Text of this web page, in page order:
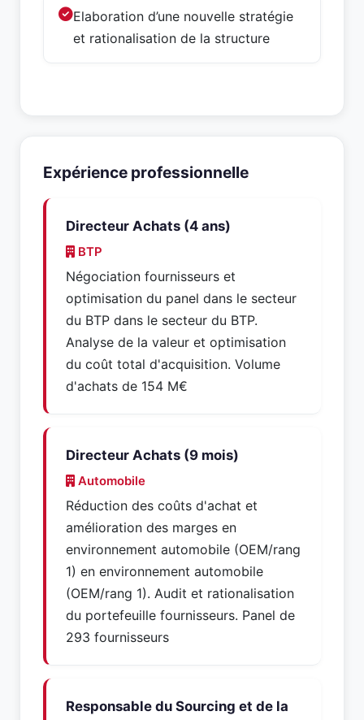
Elaboration d’une nouvelle stratégie
et rationalisation de la structure
Expérience professionnelle
Directeur Achats (4 ans)
BTP
Négociation fournisseurs et
optimisation du panel dans le secteur
du BTP dans le secteur du BTP.
Analyse de la valeur et optimisation
du coût total d'acquisition. Volume
d'achats de 154 M€
Directeur Achats (9 mois)
Automobile
Réduction des coûts d'achat et
amélioration des marges en
environnement automobile (OEM/rang
1) en environnement automobile
(OEM/rang 1). Audit et rationalisation
du portefeuille fournisseurs. Panel de
293 fournisseurs
Responsable du Sourcing et de la